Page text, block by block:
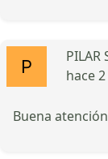
PILAR
hace
Buena